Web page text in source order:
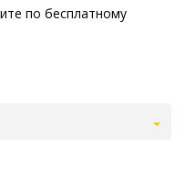
по бесплатному